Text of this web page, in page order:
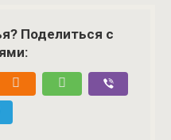
Поделиться с